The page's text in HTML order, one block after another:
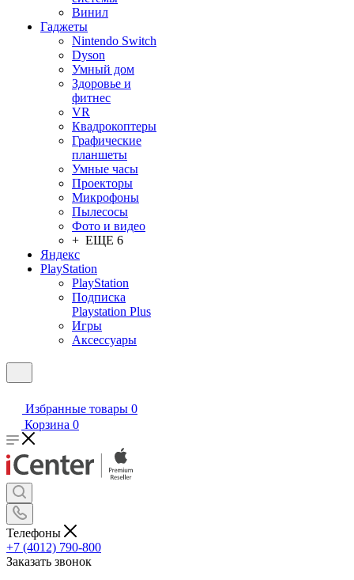
Винил
Гаджеты
Nintendo Switch
Dyson
Умный дом
Здоровье и
фитнес
VR
Квадрокоптеры
Графические
планшеты
Умные часы
Проекторы
Микрофоны
Пылесосы
Фото и видео
+ ЕЩЕ 6
Яндекс
PlayStation
PlayStation
Подписка
Playstation Plus
Игры
Аксессуары
Избранные товары 0
Корзина 0
Телефоны
+7 (4012) 790-800
Заказать звонок